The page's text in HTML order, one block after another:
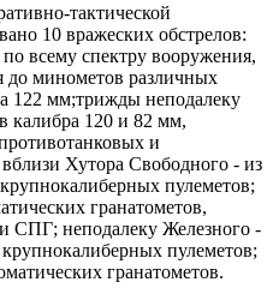
тактической
10 вражеских обстрелов:
всему спектру вооружения,
до минометов различных
122 мм;трижды неподалеку
калибра 120 и 82 мм,
и
Хутора Свободного - из
пулеметов;
гранатометов,
СПГ; неподалеку Железного -
пулеметов;
гранатометов.